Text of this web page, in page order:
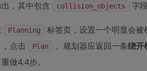
，其中包含 collision_objects 字
Planning
标签页，设置一个明显会
点击
Plan 。规划器应返回一条绕开
做4.4步。